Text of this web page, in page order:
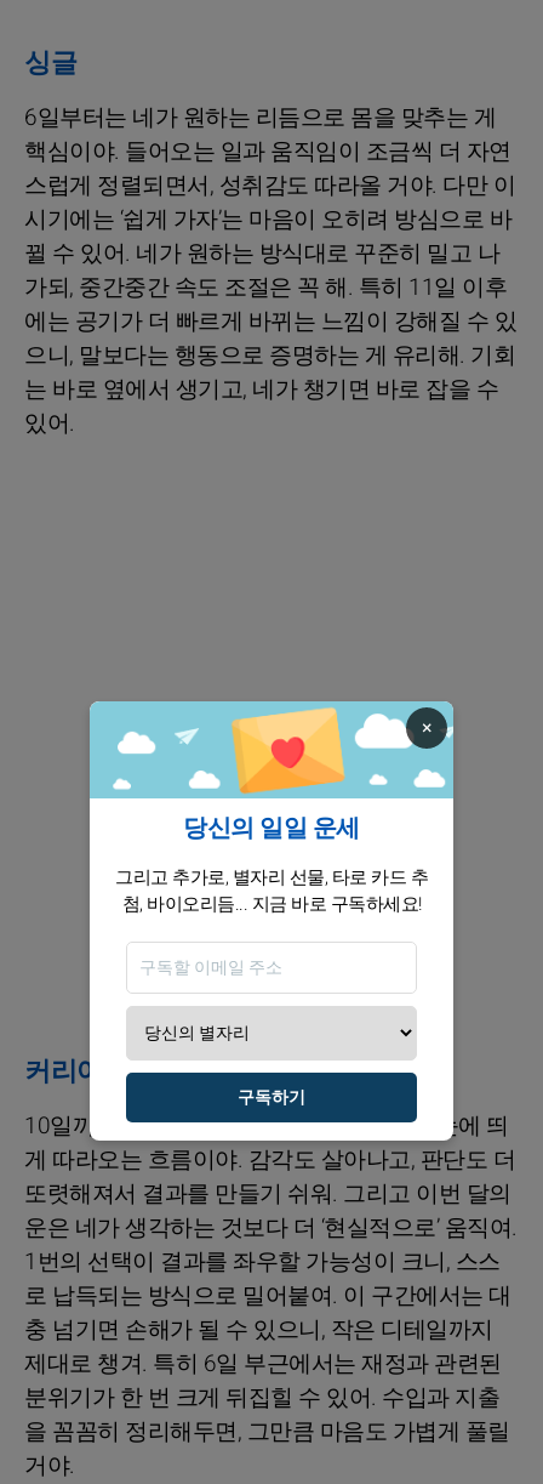
싱글
6일부터는 네가 원하는 리듬으로 몸을 맞추는 게
핵심이야. 들어오는 일과 움직임이 조금씩 더 자연
스럽게 정렬되면서, 성취감도 따라올 거야. 다만 이
시기에는 ‘쉽게 가자’는 마음이 오히려 방심으로 바
뀔 수 있어. 네가 원하는 방식대로 꾸준히 밀고 나
가되, 중간중간 속도 조절은 꼭 해. 특히 11일 이후
에는 공기가 더 빠르게 바뀌는 느낌이 강해질 수 있
으니, 말보다는 행동으로 증명하는 게 유리해. 기회
는 바로 옆에서 생기고, 네가 챙기면 바로 잡을 수
있어.
커리어 / 재정
10일까지는 직업과 관련된 일에서 성과가 눈에 띄
게 따라오는 흐름이야. 감각도 살아나고, 판단도 더
또렷해져서 결과를 만들기 쉬워. 그리고 이번 달의
운은 네가 생각하는 것보다 더 ‘현실적으로’ 움직여.
1번의 선택이 결과를 좌우할 가능성이 크니, 스스
로 납득되는 방식으로 밀어붙여. 이 구간에서는 대
충 넘기면 손해가 될 수 있으니, 작은 디테일까지
제대로 챙겨. 특히 6일 부근에서는 재정과 관련된
분위기가 한 번 크게 뒤집힐 수 있어. 수입과 지출
을 꼼꼼히 정리해두면, 그만큼 마음도 가볍게 풀릴
거야.
×
당신의 일일 운세
그리고 추가로, 별자리 선물, 타로 카드 추
첨, 바이오리듬... 지금 바로 구독하세요!
구독하기